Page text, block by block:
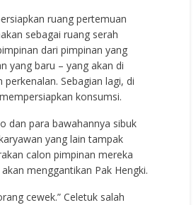
ruang pertemuan
sebagai ruang serah
dari pimpinan yang
yang baru – yang akan di
perkenalan. Sebagian lagi, di
konsumsi.
dan para bawahannya sibuk
yang lain tampak
calon pimpinan mereka
menggantikan Pak Hengki.
cewek.” Celetuk salah